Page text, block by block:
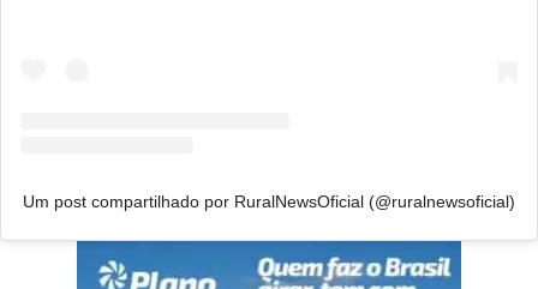
Um post compartilhado por RuralNewsOficial (@ruralnewsoficial)